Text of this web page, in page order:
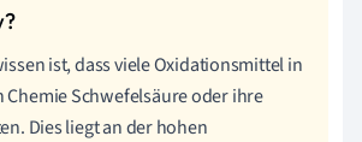
ist, dass viele Oxidationsmittel in
Chemie Schwefelsäure oder ihre
Dies liegt an der hohen